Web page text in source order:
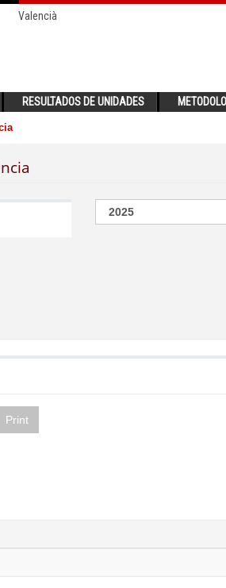
Valencià
RESULTADOS DE UNIDADES
Print